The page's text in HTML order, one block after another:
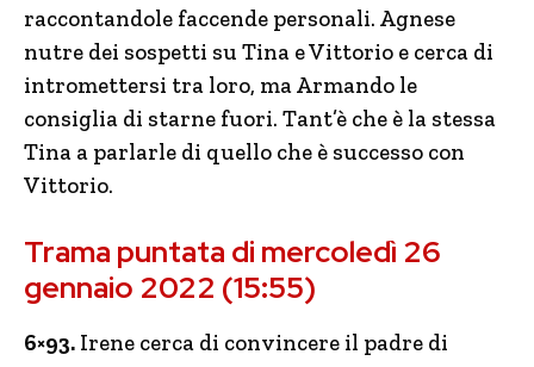
raccontandole faccende personali. Agnese
nutre dei sospetti su Tina e Vittorio e cerca di
intromettersi tra loro, ma Armando le
consiglia di starne fuori. Tant’è che è la stessa
Tina a parlarle di quello che è successo con
Vittorio.
Trama puntata di mercoledì 26
gennaio 2022 (15:55)
6×93. Irene cerca di convincere il padre di